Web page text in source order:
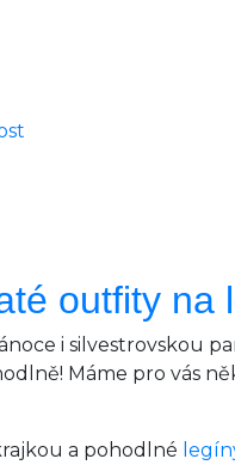
outfity na
Máme pro vás
a pohodlné